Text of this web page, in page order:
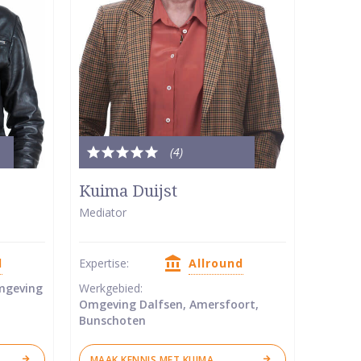
(4)
Totale
waardering:
5
sterren
Kuima Duijst
Mediator
Expertise:
Allround
Werkgebied:
Omgeving Dalfsen, Amersfoort,
Bunschoten